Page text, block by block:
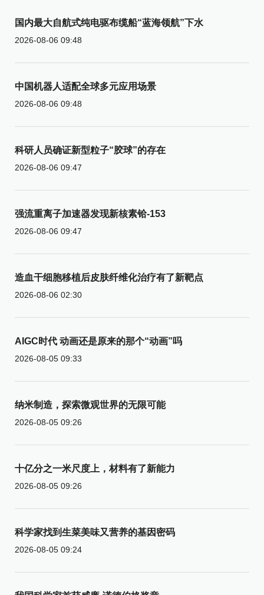
国内最大自航式纯电驱布缆船“蓝海领航”下水
2026-08-06 09:48
中国机器人适配全球多元应用场景
2026-08-06 09:48
科研人员确证新型粒子“胶球”的存在
2026-08-06 09:47
强流重离子加速器发现新核素铪-153
2026-08-06 09:47
造血干细胞移植后皮肤纤维化治疗有了新靶点
2026-08-06 02:30
AIGC时代 动画还是原来的那个“动画”吗
2026-08-05 09:33
纳米制造，探索微观世界的无限可能
2026-08-05 09:26
十亿分之一米尺度上，材料有了新能力
2026-08-05 09:26
科学家找到生菜美味又营养的基因密码
2026-08-05 09:24